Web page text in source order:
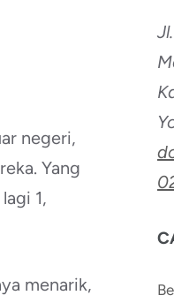
negeri,
Yang
1,
menarik,